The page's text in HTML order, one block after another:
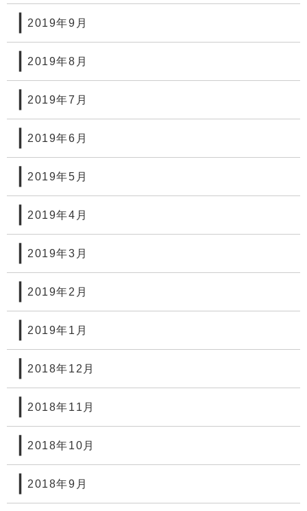
2019年9月
2019年8月
2019年7月
2019年6月
2019年5月
2019年4月
2019年3月
2019年2月
2019年1月
2018年12月
2018年11月
2018年10月
2018年9月